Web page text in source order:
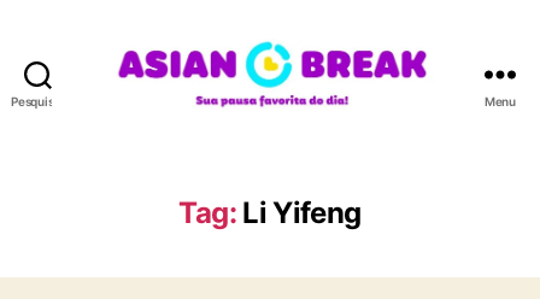
Pesquisar
A
N
R
Menu
Tag: Li Yifeng